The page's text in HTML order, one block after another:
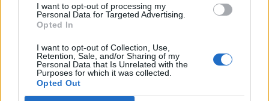
I want to opt-out of processing my
Personal Data for Targeted Advertising.
Opted In
I want to opt-out of Collection, Use,
Retention, Sale, and/or Sharing of my
Personal Data that Is Unrelated with the
Purposes for which it was collected.
Opted Out